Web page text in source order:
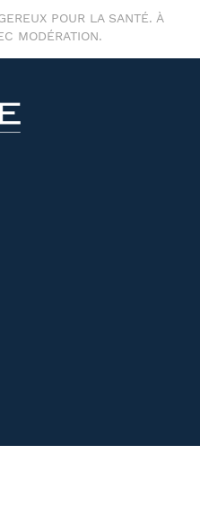
POUR LA SANTÉ. À
MODÉRATION.